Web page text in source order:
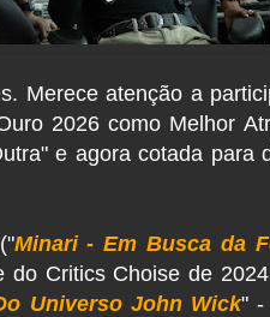
Merece atenção a
2026 como Melhor
e agora cotada para
Minari - Em Busca da
Critics Choise de
Universo John Wick" -